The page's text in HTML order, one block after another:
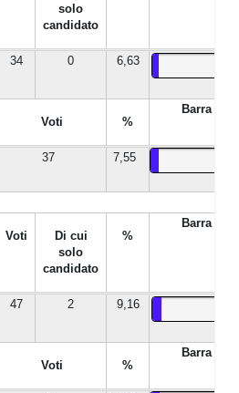
solo
candidato
34 0 6,63
Voti %
Barra %
37 7,55
Voti
Di cui
solo
candidato
%
Barra %
47 2 9,16
Voti %
Barra %